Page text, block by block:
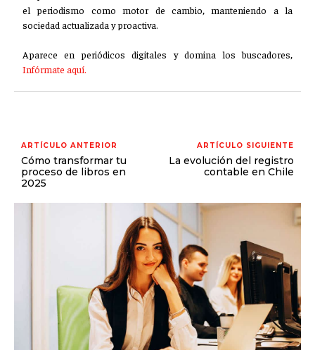
el periodismo como motor de cambio, manteniendo a la
sociedad actualizada y proactiva.
Aparece en periódicos digitales y domina los buscadores,
Infórmate aquí.
ARTÍCULO ANTERIOR
Cómo transformar tu
proceso de libros en
2025
ARTÍCULO SIGUIENTE
La evolución del registro
contable en Chile